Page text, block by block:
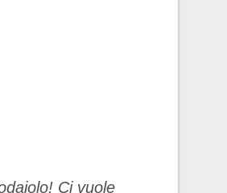
Ci vuole